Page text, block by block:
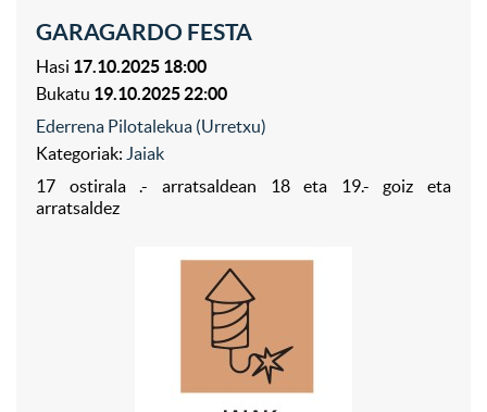
GARAGARDO FESTA
Hasi 17.10.2025 18:00
Bukatu 19.10.2025 22:00
Ederrena Pilotalekua (Urretxu)
Kategoriak: Jaiak
17 ostirala .- arratsaldean 18 eta 19.- goiz eta
arratsaldez